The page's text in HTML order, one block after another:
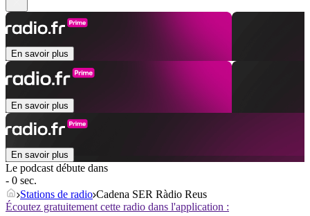
En savoir plus
En savoir plus
En savoir plus
Le podcast débute dans
- 0 sec.
Stations de radio Cadena SER Ràdio Reus
Écoutez gratuitement cette radio dans l'application :